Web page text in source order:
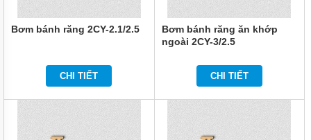
TÂM
BƠM
HÚT
THÙNG
PHUY
Bơm bánh răng 2CY-2.1/2.5
CHI TIẾT
Bơm bánh răng ăn khớp
ngoài 2CY-3/2.5
CHI TIẾT